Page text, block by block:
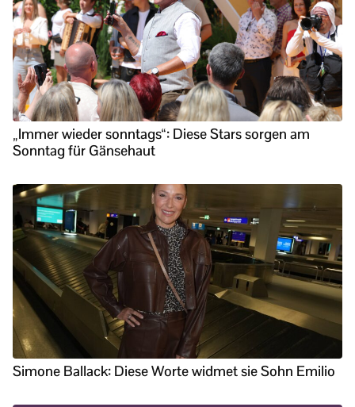
„Immer wieder sonntags“: Diese Stars sorgen am
Sonntag für Gänsehaut
Simone Ballack: Diese Worte widmet sie Sohn Emilio